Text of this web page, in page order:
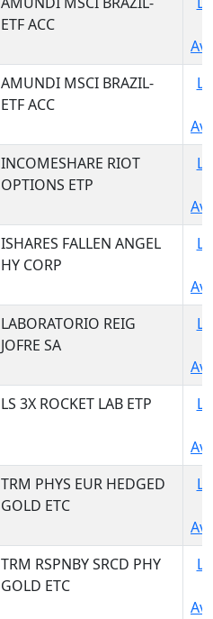
ETF ACC
AMUNDI MSCI BRAZIL-
ETF ACC
INCOMESHARE RIOT
OPTIONS ETP
ISHARES FALLEN ANGEL
HY CORP
LABORATORIO REIG
JOFRE SA
LS 3X ROCKET LAB ETP
TRM PHYS EUR HEDGED
GOLD ETC
TRM RSPNBY SRCD PHY
GOLD ETC